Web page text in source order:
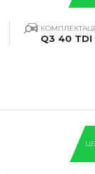
Q3 40 TDI